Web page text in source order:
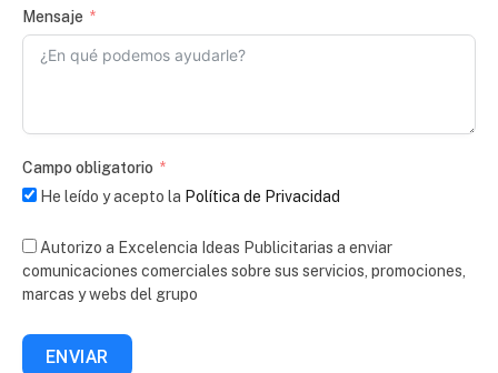
Mensaje
Campo obligatorio
He leído y acepto la Política de Privacidad
Autorizo a Excelencia Ideas Publicitarias a enviar
comunicaciones comerciales sobre sus servicios, promociones,
marcas y webs del grupo
ENVIAR